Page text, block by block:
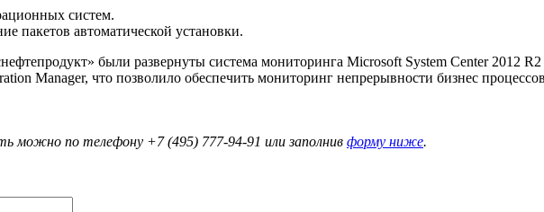
систем.
пакетов автоматической установки.
были развернуты система мониторинга Microsoft System Center 2012 R2
Manager, что позволило обеспечить мониторинг непрерывности бизнес
можно по телефону +7 (495) 777-94-91 или заполнив форму ниже.